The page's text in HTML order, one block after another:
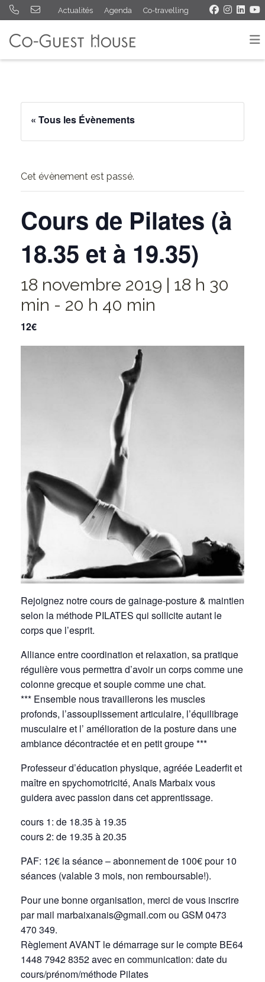
Actualités Agenda Co-travelling
« Tous les Évènements
Cet évènement est passé.
Cours de Pilates (à
18.35 et à 19.35)
18 novembre 2019 | 18 h 30
min - 20 h 40 min
12€
Rejoignez notre cours de gainage-posture & maintien
selon la méthode PILATES qui sollicite autant le
corps que l’esprit.
Alliance entre coordination et relaxation, sa pratique
régulière vous permettra d’avoir un corps comme une
colonne grecque et souple comme une chat.
*** Ensemble nous travaillerons les muscles
profonds, l’assouplissement articulaire, l’équilibrage
musculaire et l’ amélioration de la posture dans une
ambiance décontractée et en petit groupe ***
Professeur d’éducation physique, agréée Leaderfit et
maître en spychomotricité, Anaïs Marbaix vous
guidera avec passion dans cet apprentissage.
cours 1: de 18.35 à 19.35
cours 2: de 19.35 à 20.35
PAF: 12€ la séance – abonnement de 100€ pour 10
séances (valable 3 mois, non remboursable!).
Pour une bonne organisation, merci de vous inscrire
par mail marbaixanais@gmail.com ou GSM 0473
470 349.
Règlement AVANT le démarrage sur le compte BE64
1448 7942 8352 avec en communication: date du
cours/prénom/méthode Pilates